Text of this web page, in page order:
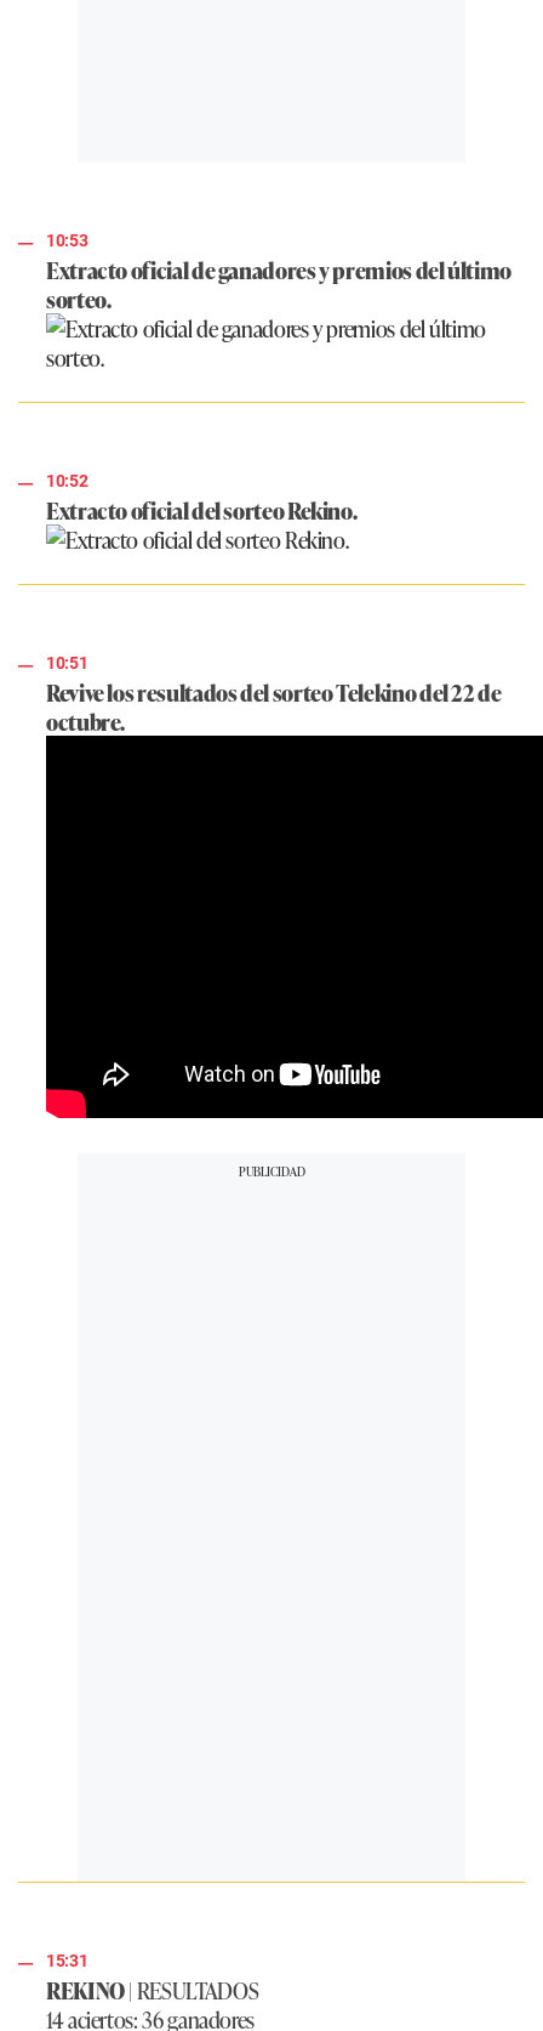
10:53
Extracto oficial de ganadores y premios del último
sorteo.
10:52
Extracto oficial del sorteo Rekino.
10:51
Revive los resultados del sorteo Telekino del 22 de
octubre.
15:31
REKINO| RESULTADOS
14 aciertos: 36 ganadores